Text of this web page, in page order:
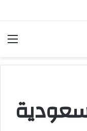
للشطرنج